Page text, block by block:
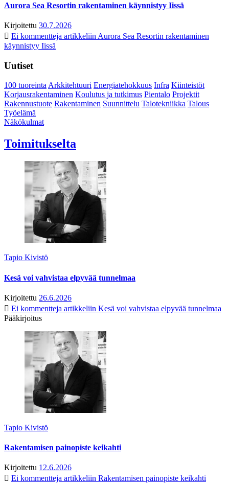
Aurora Sea Resortin rakentaminen käynnistyy Iissä
Kirjoitettu 30.7.2026
Ei kommentteja artikkeliin Aurora Sea Resortin rakentaminen
käynnistyy Iissä
Uutiset
100 tuoreintaArkkitehtuuri Energiatehokkuus Infra Kiinteistöt
Korjausrakentaminen Koulutus ja tutkimus Pientalo Projektit
Rakennustuote Rakentaminen Suunnittelu Talotekniikka Talous
Työelämä
Näkökulmat
Toimitukselta
Tapio Kivistö
Kesä voi vahvistaa elpyvää tunnelmaa
Kirjoitettu 26.6.2026
Ei kommentteja artikkeliin Kesä voi vahvistaa elpyvää tunnelmaa
Pääkirjoitus
Tapio Kivistö
Rakentamisen painopiste keikahti
Kirjoitettu 12.6.2026
Ei kommentteja artikkeliin Rakentamisen painopiste keikahti